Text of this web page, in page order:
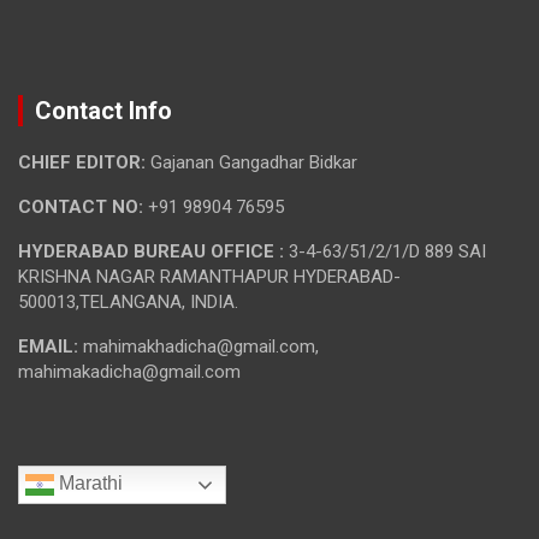
Contact Info
CHIEF EDITOR: Gajanan Gangadhar Bidkar
CONTACT NO: +91 98904 76595
HYDERABAD BUREAU OFFICE : 3-4-63/51/2/1/D 889 SAI
KRISHNA NAGAR RAMANTHAPUR HYDERABAD-
500013,TELANGANA, INDIA.
EMAIL: mahimakhadicha@gmail.com,
mahimakadicha@gmail.com
Marathi